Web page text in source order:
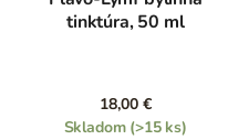
tinktúra, 50 ml
18,00 €
Skladom (>15 ks)